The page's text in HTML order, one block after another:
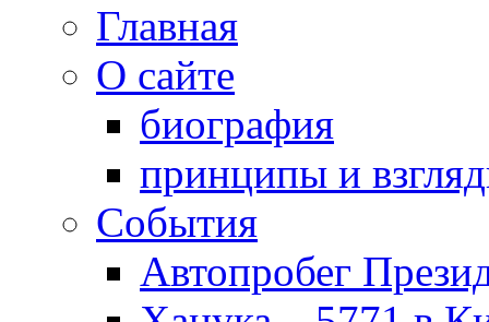
Главная
О сайте
биография
принципы и
События
Автопробег